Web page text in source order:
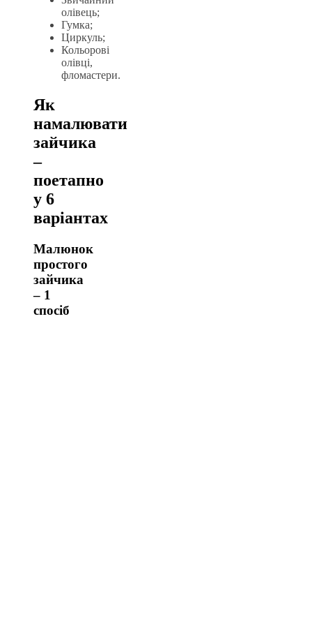
олівець;
Гумка;
Циркуль;
Кольорові
олівці,
фломастери.
Як
намалювати
зайчика
–
поетапно
у 6
варіантах
Малюнок
простого
зайчика
– 1
спосіб